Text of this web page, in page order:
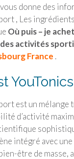
donne des
, Les
Où puis – je
activités
France .
est un
d’activité
intégré avec
être de